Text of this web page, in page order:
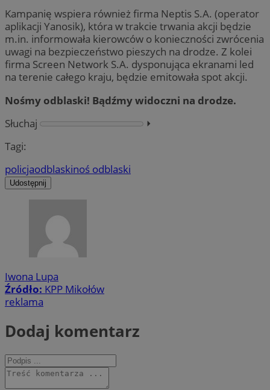
Kampanię wspiera również firma Neptis S.A. (operator
aplikacji Yanosik), która w trakcie trwania akcji będzie
m.in. informowała kierowców o konieczności zwrócenia
uwagi na bezpieczeństwo pieszych na drodze. Z kolei
firma Screen Network S.A. dysponująca ekranami led
na terenie całego kraju, będzie emitowała spot akcji.
Nośmy odblaski! Bądźmy widoczni na drodze.
Słuchaj
⏵︎
Tagi:
policjaodblaskinoś odblaski
Udostępnij
Iwona Lupa
Źródło: KPP Mikołów
reklama
Dodaj komentarz